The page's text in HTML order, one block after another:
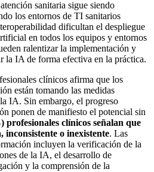
sanitaria sigue siendo
los entornos de TI sanitarios
dificultan el despliegue
en todos los equipos y entornos
ralentizar la implementación y
la IA de forma efectiva en la práctica.
clínicos afirma que los
están tomando las medidas
IA. Sin embargo, el progreso
ponen de manifiesto el potencial sin
profesionales clínicos señalan que
inconsistente o inexistente. Las
incluyen la verificación de la
de la IA, el desarrollo de
y la comprensión de la